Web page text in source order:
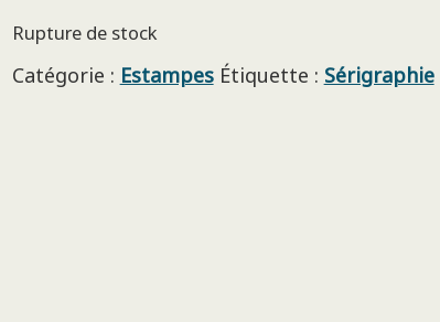
Rupture de stock
Catégorie : Estampes Étiquette : Sérigraphie